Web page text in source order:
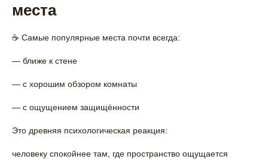
места
☕ Самые популярные места почти всегда:
— ближе к стене
— с хорошим обзором комнаты
— с ощущением защищённости
Это древняя психологическая реакция:
человеку спокойнее там, где пространство ощущается